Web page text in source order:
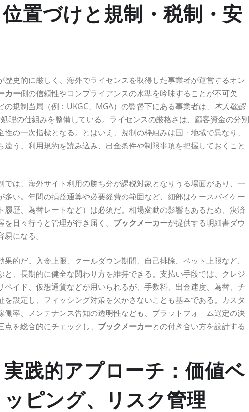
置づけと規制・税制・安
史的に厳しく、海外でライセンスを取得した事業者が運営するオン
カー側の信頼性やコンプライアンスの水準を吟味することが不可欠
規制当局（例：UKGC、MGA）の監督下にある事業者は、 本人確認
理の仕組みを整備している。ライセンスの厳格さは、顧客資金の分別
の一次指標となる。とはいえ、規制の枠組みは国・地域で異なり、
う。利用規約を読み込み、出金条件や制限事項を把握しておくこと
は、海外サイト利用の勝ち分が課税対象となりうる場面があり、一
多い。年間の損益通算や必要経費の範囲など、細部はケースバイケー
歴、為替レートなど）は必須だ。相場変動の影響もあるため、決済
日々行うと管理が行き届く。 ブックメーカーが提供する明細書ダウ
になる。
的だ。入金上限、クールダウン期間、自己排除、ベット上限など、
と、長期的に健全な関わり方を維持できる。支払い手段では、クレジ
イド、仮想通貨などが用いられるが、手数料、出金速度、為替、チ
設定し、フィッシング対策を欠かさないことも基本である。カスタ
率、メンテナンス告知の透明性なども、プラットフォーム選定の決
を総合的にチェックし、 ブックメーカーとの付き合い方を設計する
践的アプローチ：価値ベ
ピング、リスク管理